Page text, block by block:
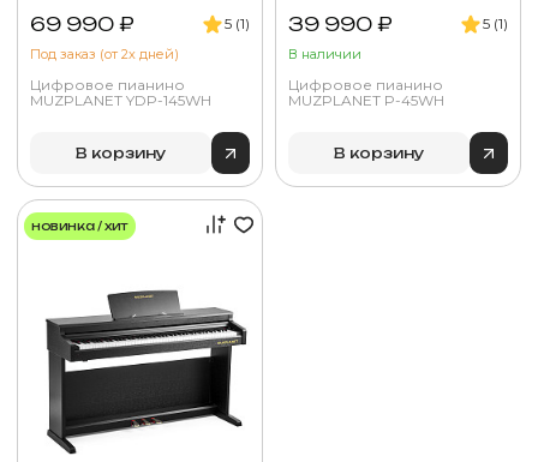
69 990 ₽ 5 (1)
Под заказ (от 2х дней)
Цифровое пианино
MUZPLANET YDP-145WH
В корзину
39 990 ₽ 5 (1)
В наличии
Цифровое пианино
MUZPLANET P-45WH
В корзину
новинка / хит